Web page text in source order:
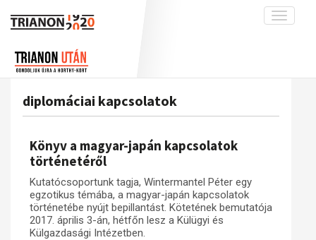
Toggle
interpretációk
A békerendszer megszilárdulása
Munkatársaink
Blog
Galéria
Adatbázis
Emlékművek (feltöltés alatt)
Menekültek
Visszhang
Publikációk
diplomáciai kapcsolatok
Könyv a magyar-japán kapcsolatok
történetéről
Kutatócsoportunk tagja, Wintermantel Péter egy
egzotikus témába, a magyar-japán kapcsolatok
történetébe nyújt bepillantást. Kötetének bemutatója
2017. április 3-án, hétfőn lesz a Külügyi és
Külgazdasági Intézetben.